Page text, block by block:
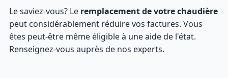
Le saviez-vous? Le remplacement de votre chaudière
peut considérablement réduire vos factures. Vous
êtes peut-être même éligible à une aide de l'état.
Renseignez-vous auprès de nos experts.